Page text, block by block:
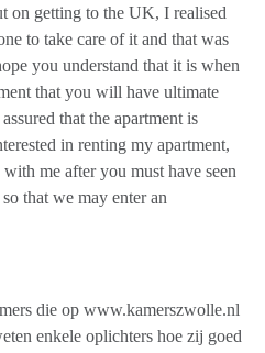
on getting to the UK, I realised
to take care of it and that was
you understand that it is when
that you will have ultimate
that the apartment is
in renting my apartment,
me after you must have seen
that we may enter an
die op www.kamerszwolle.nl
enkele oplichters hoe zij goed